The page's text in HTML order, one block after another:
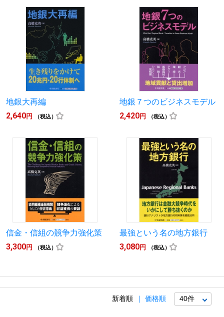
地銀大再編
2,640円 （税込）
地銀７つのビジネスモデル
2,420円 （税込）
信金・信組の競争力強化策
3,300円 （税込）
最強という名の地方銀行
3,080円 （税込）
新着順 価格順